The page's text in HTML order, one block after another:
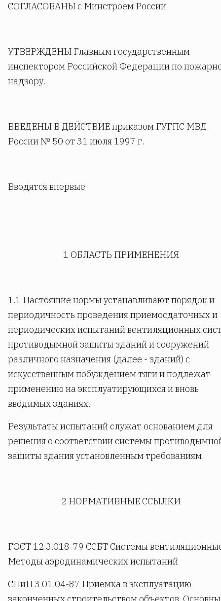
СОГЛАСОВАНЫ с Минстроем России
УТВЕРЖДЕНЫ Главным государственным
инспектором Российской Федерации по
надзору.
ВВЕДЕНЫ В ДЕЙСТВИЕ приказом ГУГПС МВД
России № 50 oт 31 июля 1997 г.
Вводятся впервые
1 ОБЛАСТЬ ПРИМЕНЕНИЯ
1.1 Настоящие нормы устанавливают порядок и
периодичность проведения приемосдаточных и
периодических испытаний вентиляционных
противодымной защиты зданий и сооружений
различного назначения (далее - зданий) с
искусственным побуждением тяги и подлежат
применению на эксплуатирующихся и вновь
вводимых зданиях.
Результаты испытаний служат основанием для
решения о соответствии системы
защиты здания установленным требованиям.
2 НОРМАТИВНЫЕ ССЫЛКИ
ГОСТ 12.3.018-79 ССБТ Системы
Методы аэродинамических испытаний
СНиП 3.01.04-87 Приемка в эксплуатацию